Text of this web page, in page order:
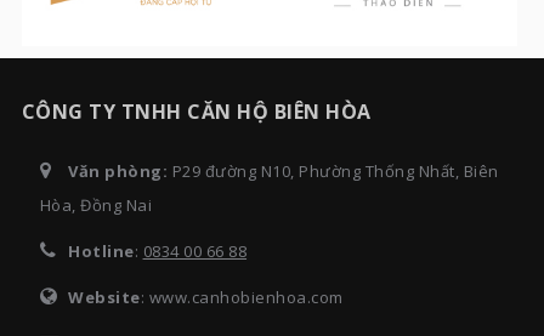
CÔNG TY TNHH CĂN HỘ BIÊN HÒA
Văn phòng: P29 đường N10, Phường Thống Nhất, Biên
Hòa, Đồng Nai
Hotline: 0834 00 66 88
Website: www.canhobienhoa.com